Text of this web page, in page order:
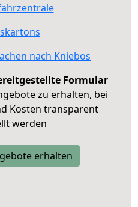
nach Kniebos
Formular
zu erhalten, bei
Kosten transparent
werden
erhalten